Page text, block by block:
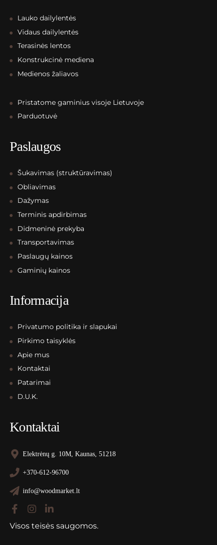
Lauko dailylentės
Vidaus dailylentės
Terasinės lentos
Konstrukcinė mediena
Medienos žaliavos
Pristatome gaminius visoje Lietuvoje
Parduotuvė
Paslaugos
Šukavimas (struktūravimas)
Obliavimas
Dažymas
Terminis apdirbimas
Didmeninė prekyba
Transportavimas
Paslaugų kainos
Gaminių kainos
Informacija
Privatumo politika ir slapukai
Pirkimo taisyklės
Apie mus
Kontaktai
Patarimai
D.U.K.
Kontaktai
Elektrėnų g. 10M, Kaunas, 51218
+370-612-96700
info@woodmarket.lt
Visos teisės saugomos.